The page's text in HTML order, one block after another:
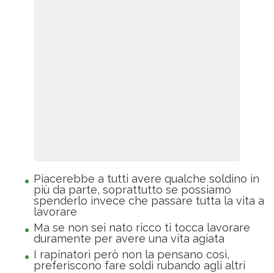
Piacerebbe a tutti avere qualche soldino in
più da parte, soprattutto se possiamo
spenderlo invece che passare tutta la vita a
lavorare
Ma se non sei nato ricco ti tocca lavorare
duramente per avere una vita agiata
I rapinatori però non la pensano così,
preferiscono fare soldi rubando agli altri